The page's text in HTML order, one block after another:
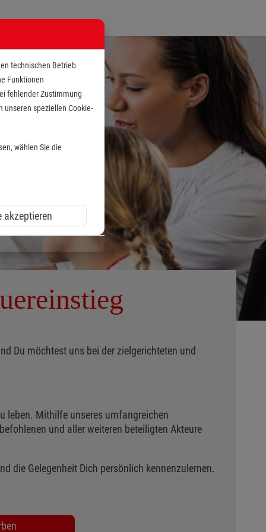
Du möchtest uns bei der zielgerichteten und
leben. Mithilfe unseres umfangreichen
und aller weiteren beteiligten Akteure
die Gelegenheit Dich persönlich kennenzulernen.
technischen Betrieb
Funktionen
fehlender Zustimmung
speziellen Cookie-
wählen Sie die
akzeptieren